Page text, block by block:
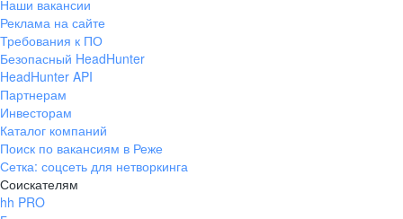
Наши вакансии
Реклама на сайте
Требования к ПО
Безопасный HeadHunter
HeadHunter API
Партнерам
Инвесторам
Каталог компаний
Поиск по вакансиям в Реже
Сетка: соцсеть для нетворкинга
Соискателям
hh PRO